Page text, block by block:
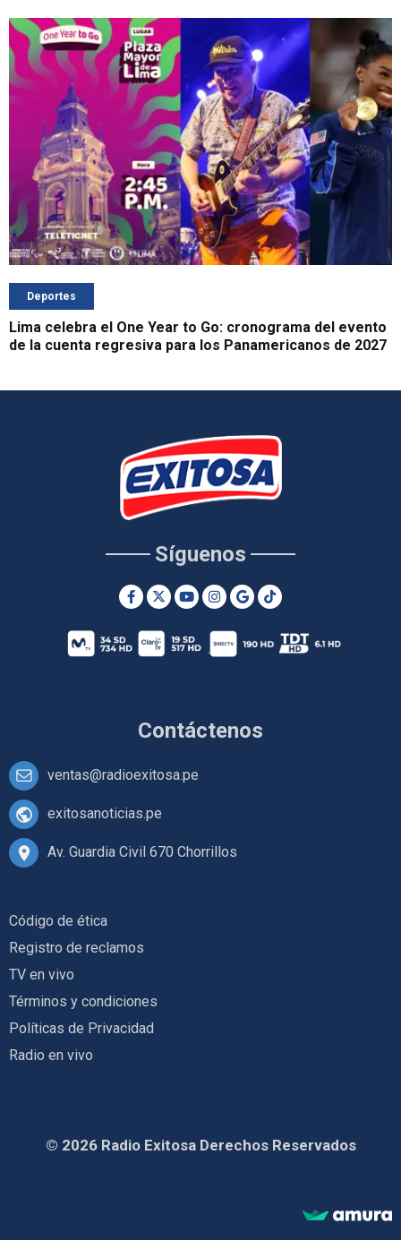
Deportes
Lima celebra el One Year to Go: cronograma del evento
de la cuenta regresiva para los Panamericanos de 2027
Contáctenos
ventas@radioexitosa.pe
exitosanoticias.pe
Av. Guardia Civil 670 Chorrillos
Síguenos
Código de ética
Registro de reclamos
TV en vivo
Términos y condiciones
Políticas de Privacidad
Radio en vivo
© 2026 Radio Exitosa Derechos Reservados